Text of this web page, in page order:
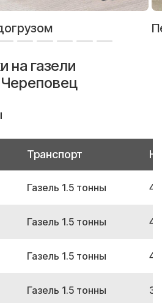
на газели
Транспорт
Газель 1.5 тонны
Газель 1.5 тонны
Газель 1.5 тонны
Газель 1.5 тонны